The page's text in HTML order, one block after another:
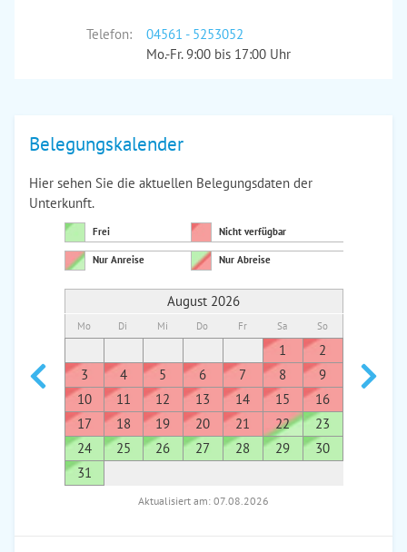
Telefon:
04561 - 5253052
Mo.-Fr. 9:00 bis 17:00 Uhr
Belegungskalender
Hier sehen Sie die aktuellen Belegungsdaten der
Unterkunft.
Frei Nicht verfügbar
Nur Anreise Nur Abreise
August 2026
Mo Di Mi Do Fr Sa So
1
2
3
4 5 6 7 8
9
10
11 12 13 14 15
16
17
18 19 20 21 22
23
24
25 26 27 28 29
30
31
7
Aktualisiert am: 07.08.2026